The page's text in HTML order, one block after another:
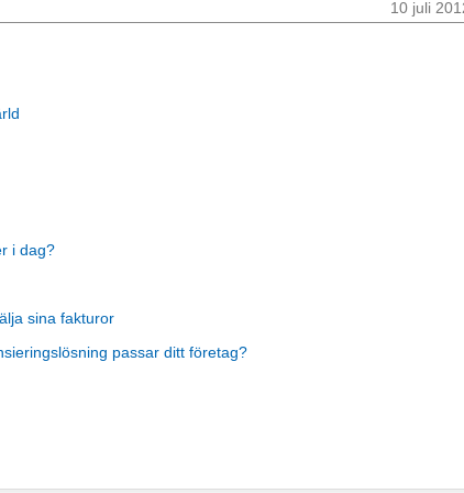
10 juli
i dag?
sina fakturor
passar ditt företag?